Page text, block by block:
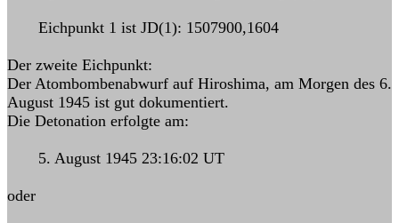
Eichpunkt 1 ist JD(1): 1507900,1604
Der zweite Eichpunkt:
Der Atombombenabwurf auf Hiroshima, am Morgen des 6.
August 1945 ist gut dokumentiert.
Die Detonation erfolgte am:
5. August 1945 23:16:02 UT
oder